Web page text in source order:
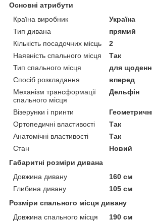
Основні атрибути
Країна виробник
Україна
Тип дивана
прямий
Кількість посадочних місць
2
Наявність спального місця
Так
Тип спального місця
для
Спосіб розкладання
вперед
Механізм трансформації
спального місця
Дельфін
Візерунки і принти
Ортопедичні властивості
Так
Анатомічні властивості
Так
Стан
Новий
Габаритні розміри дивана
Довжина дивану
160 см
Глибина дивану
105 см
Розміри спального місця дивану
Довжина спального місця
190 см